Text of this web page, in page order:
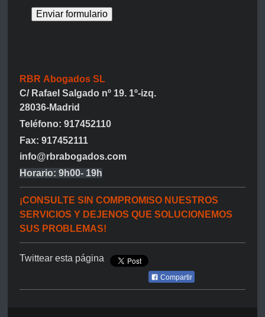
RBR Abogados SL
C/ Rafael Salgado nº 19. 1º-izq.
28036-Madrid
Teléfono: 917452110
Fax: 917452111
info@rbrabogados.com
Horario: 9h00- 19h
¡CONSULTE SIN COMPROMISO NUESTROS
SERVICIOS Y DEJENOS QUE SOLUCIONEMOS
SUS PROBLEMAS!
Twittear esta página
Compartir